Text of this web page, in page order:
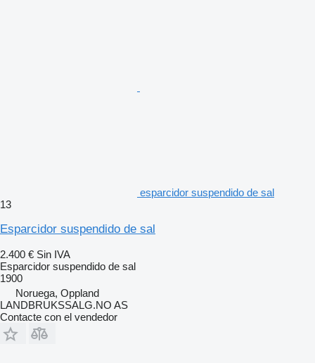
esparcidor suspendido de sal
13
Esparcidor suspendido de sal
2.400 € Sin IVA
Esparcidor suspendido de sal
1900
Noruega, Oppland
LANDBRUKSSALG.NO AS
Contacte con el vendedor